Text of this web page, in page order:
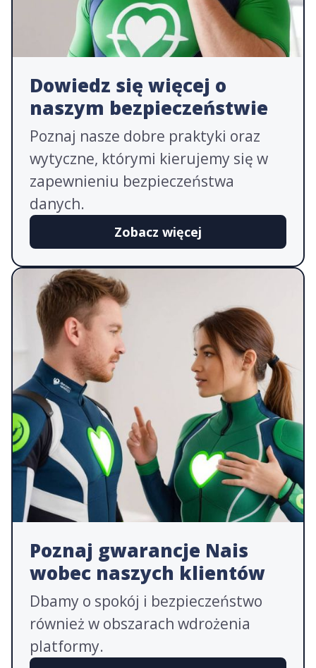
Dowiedz się więcej o
naszym bezpieczeństwie
Poznaj nasze dobre praktyki oraz
wytyczne, którymi kierujemy się w
zapewnieniu bezpieczeństwa
danych.
Zobacz więcej
Poznaj gwarancje Nais
wobec naszych klientów
Dbamy o spokój i bezpieczeństwo
również w obszarach wdrożenia
platformy.